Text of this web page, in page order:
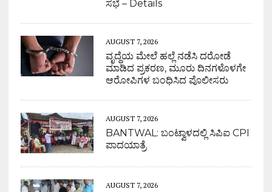
ಸಭೆ – Details
AUGUST 7, 2026
ವೃದ್ಧೆಯ ಮೇಲೆ ಹಲ್ಲೆ ನಡೆಸಿ ದರೋಡೆ
ಮಾಡಿದ ಪ್ರಕರಣ, ಮೂರು ದಿನಗಳೊಳಗೇ
ಆರೋಪಿಗಳ ಬಂಧಿಸಿದ ಪೊಲೀಸರು
AUGUST 7, 2026
BANTWAL: ಬಂಟ್ವಾಳದಲ್ಲಿ ಸಿಪಿಐ CPI
ಪಾದಯಾತ್ರೆ
AUGUST 7, 2026